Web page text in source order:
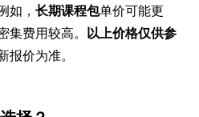
如， 长期课程包单价可能更
集费用较高。
以上价格仅供参
报价为准。